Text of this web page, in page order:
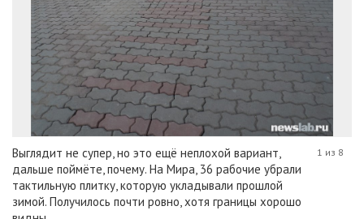
Выглядит не супер, но это ещё неплохой вариант,
дальше поймёте, почему. На Мира, 36 рабочие убрали
тактильную плитку, которую укладывали прошлой
зимой. Получилось почти ровно, хотя границы хорошо
1 из 8